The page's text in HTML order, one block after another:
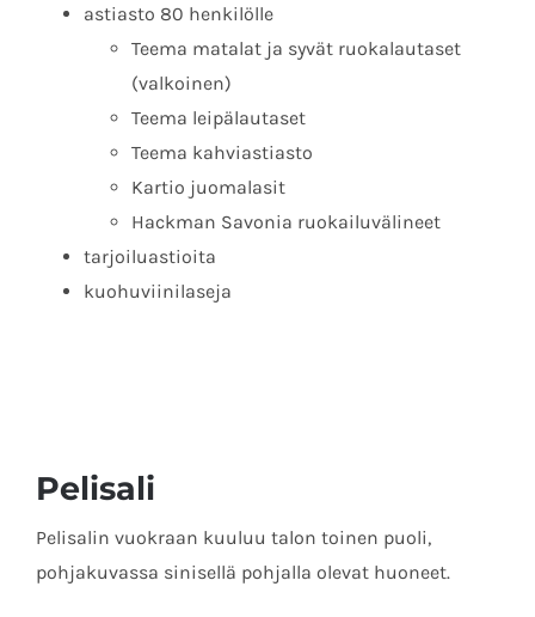
astiasto 80 henkilölle
Teema matalat ja syvät ruokalautaset
(valkoinen)
Teema leipälautaset
Teema kahviastiasto
Kartio juomalasit
Hackman Savonia ruokailuvälineet
tarjoiluastioita
kuohuviinilaseja
Pelisali
Pelisalin vuokraan kuuluu talon toinen puoli,
pohjakuvassa sinisellä pohjalla olevat huoneet.